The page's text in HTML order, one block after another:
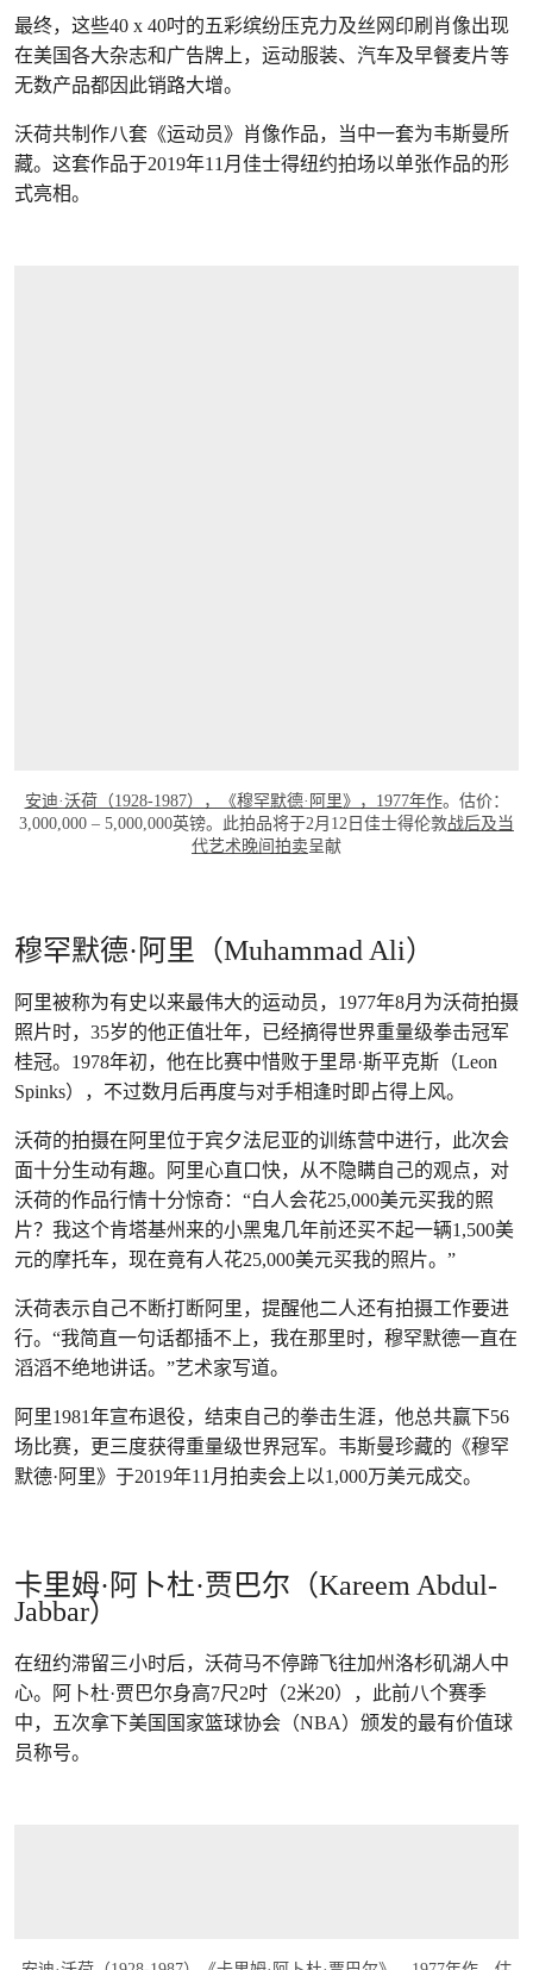
最终，这些40 x 40吋的五彩缤纷压克力及丝网印刷肖像出现
在美国各大杂志和广告牌上，运动服装、汽车及早餐麦片等
无数产品都因此销路大增。
沃荷共制作八套《运动员》肖像作品，当中一套为韦斯曼所
藏。这套作品于2019年11月佳士得纽约拍场以单张作品的形
式亮相。
安迪·沃荷（1928-1987），《穆罕默德·阿里》，1977年作。估价：
3,000,000 – 5,000,000英镑。此拍品将于2月12日佳士得伦敦战后及当
代艺术晚间拍卖呈献
穆罕默德·阿里（Muhammad Ali）
阿里被称为有史以来最伟大的运动员，1977年8月为沃荷拍摄
照片时，35岁的他正值壮年，已经摘得世界重量级拳击冠军
桂冠。1978年初，他在比赛中惜败于里昂·斯平克斯（Leon
Spinks），不过数月后再度与对手相逢时即占得上风。
沃荷的拍摄在阿里位于宾夕法尼亚的训练营中进行，此次会
面十分生动有趣。阿里心直口快，从不隐瞒自己的观点，对
沃荷的作品行情十分惊奇：“白人会花25,000美元买我的照
片？我这个肯塔基州来的小黑鬼几年前还买不起一辆1,500美
元的摩托车，现在竟有人花25,000美元买我的照片。”
沃荷表示自己不断打断阿里，提醒他二人还有拍摄工作要进
行。“我简直一句话都插不上，我在那里时，穆罕默德一直在
滔滔不绝地讲话。”艺术家写道。
阿里1981年宣布退役，结束自己的拳击生涯，他总共赢下56
场比赛，更三度获得重量级世界冠军。韦斯曼珍藏的《穆罕
默德·阿里》于2019年11月拍卖会上以1,000万美元成交。
卡里姆·阿卜杜·贾巴尔（Kareem Abdul-
Jabbar）
在纽约滞留三小时后，沃荷马不停蹄飞往加州洛杉矶湖人中
心。阿卜杜·贾巴尔身高7尺2吋（2米20），此前八个赛季
中，五次拿下美国国家篮球协会（NBA）颁发的最有价值球
员称号。